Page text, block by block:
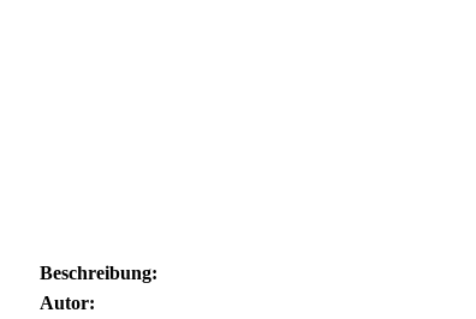
Beschreibung:
Autor: